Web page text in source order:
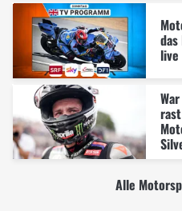
live
Alle